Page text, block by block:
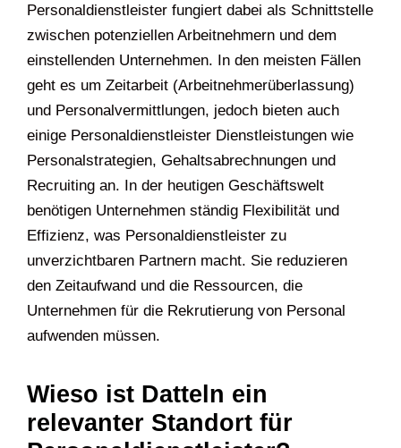
Personaldienstleister fungiert dabei als Schnittstelle
zwischen potenziellen Arbeitnehmern und dem
einstellenden Unternehmen. In den meisten Fällen
geht es um Zeitarbeit (Arbeitnehmerüberlassung)
und Personalvermittlungen, jedoch bieten auch
einige Personaldienstleister Dienstleistungen wie
Personalstrategien, Gehaltsabrechnungen und
Recruiting an. In der heutigen Geschäftswelt
benötigen Unternehmen ständig Flexibilität und
Effizienz, was Personaldienstleister zu
unverzichtbaren Partnern macht. Sie reduzieren
den Zeitaufwand und die Ressourcen, die
Unternehmen für die Rekrutierung von Personal
aufwenden müssen.
Wieso ist Datteln ein
relevanter Standort für